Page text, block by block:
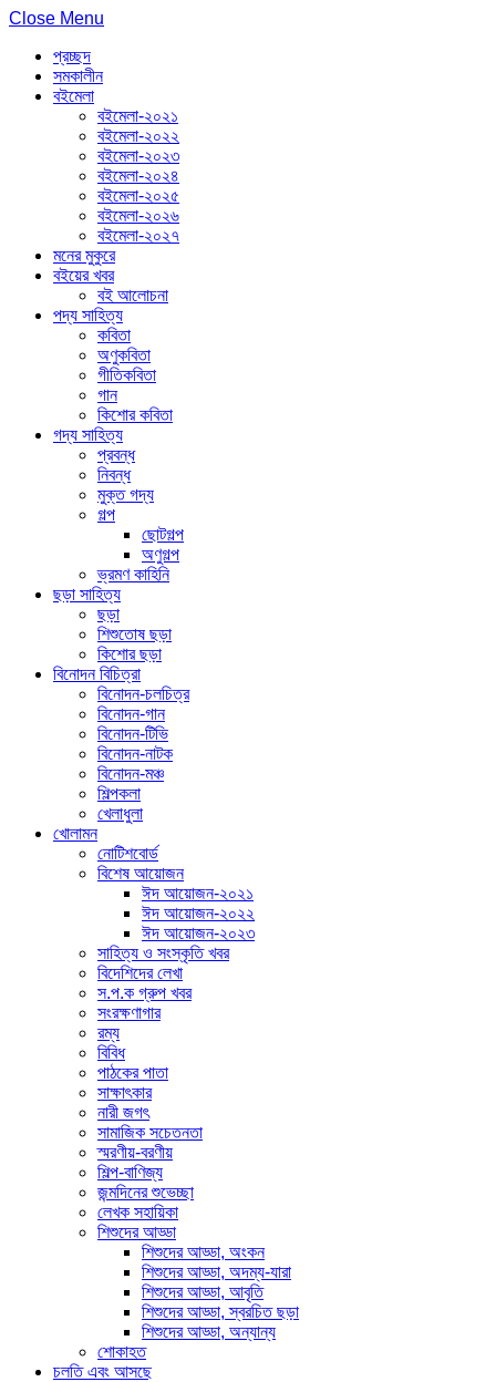
Close Menu
প্রচ্ছদ
সমকালীন
বইমেলা
বইমেলা-২০২১
বইমেলা-২০২২
বইমেলা-২০২৩
বইমেলা-২০২৪
বইমেলা-২০২৫
বইমেলা-২০২৬
বইমেলা-২০২৭
মনের মুকুরে
বইয়ের খবর
বই আলোচনা
পদ্য সাহিত্য
কবিতা
অণুকবিতা
গীতিকবিতা
গান
কিশোর কবিতা
গদ্য সাহিত্য
প্রবন্ধ
নিবন্ধ
মুক্ত গদ্য
গল্প
ছোটগল্প
অণুগল্প
ভ্রমণ কাহিনি
ছড়া সাহিত্য
ছড়া
শিশুতোষ ছড়া
কিশোর ছড়া
বিনোদন বিচিত্রা
বিনোদন-চলচিত্র
বিনোদন-গান
বিনোদন-টিভি
বিনোদন-নাটক
বিনোদন-মঞ্চ
শিল্পকলা
খেলাধুলা
খোলামন
নোটিশবোর্ড
বিশেষ আয়োজন
ঈদ আয়োজন-২০২১
ঈদ আয়োজন-২০২২
ঈদ আয়োজন-২০২৩
সাহিত্য ও সংস্কৃতি খবর
বিদেশিদের লেখা
স.প.ক গ্রুপ খবর
সংরক্ষণাগার
রম্য
বিবিধ
পাঠকের পাতা
সাক্ষাৎকার
নারী জগৎ
সামাজিক সচেতনতা
স্মরণীয়-বরণীয়
শিল্প-বাণিজ্য
জন্মদিনের শুভেচ্ছা
লেখক সহায়িকা
শিশুদের আড্ডা
শিশুদের আড্ডা, অংকন
শিশুদের আড্ডা, অদম্য-যারা
শিশুদের আড্ডা, আবৃতি
শিশুদের আড্ডা, স্বরচিত ছড়া
শিশুদের আড্ডা, অন্যান্য
শোকাহত
চলতি এবং আসছে